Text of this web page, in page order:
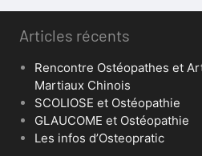
Articles récents
Rencontre Ostéopathes et
Martiaux Chinois
SCOLIOSE et Ostéopathie
GLAUCOME et Ostéopathie
Les infos d’Osteopratic